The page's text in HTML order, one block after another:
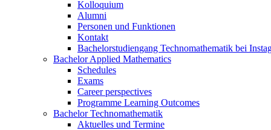
Kolloquium
Alumni
Personen und Funktionen
Kontakt
Bachelorstudiengang Technomathematik bei
Bachelor Applied Mathematics
Schedules
Exams
Career perspectives
Programme Learning Outcomes
Bachelor Technomathematik
Aktuelles und Termine